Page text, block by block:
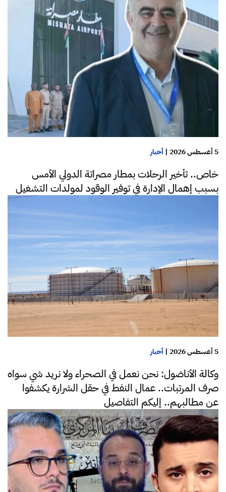
5 أغسطس 2026 | أخبار
خاص.. تأخير الرحلات بمطار مصراتة الدولي الأمس
بسبب إهمال الإدارة في توفير الوقود لمولدات التشغيل
5 أغسطس 2026 | أخبار
وكالة الأناضول: نحن نعمل في الصحراء ولا نريد شي سواه
صرف المرتبات.. عمال النفط في حقل الشرارة يكشفوا
عن مطالبهم.. إليكم التفاصيل